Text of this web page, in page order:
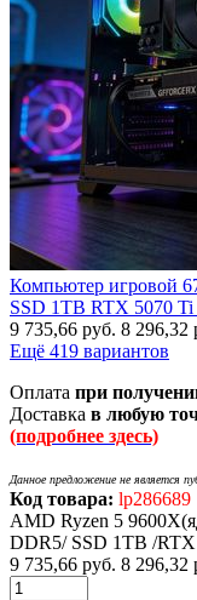
Компьютер игровой
SSD 1TB RTX 5070
9 735,66 руб. 8 296,32
Ещё 419 вариантов
Оплата при
Доставка в любую
(подробнее здесь)
Данное предложение не является
Код товара: lp286689
AMD Ryzen 5
DDR5/ SSD 1TB /
9 735,66 руб. 8 296,32